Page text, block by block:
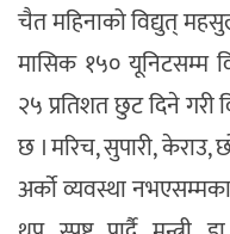
चैत महिनाको विद्युत्
मासिक १५० यूनिटसम्म
२५ प्रतिशत छुट दिने गरी
छ । मरिच, सुपारी,
अर्काे व्यवस्था